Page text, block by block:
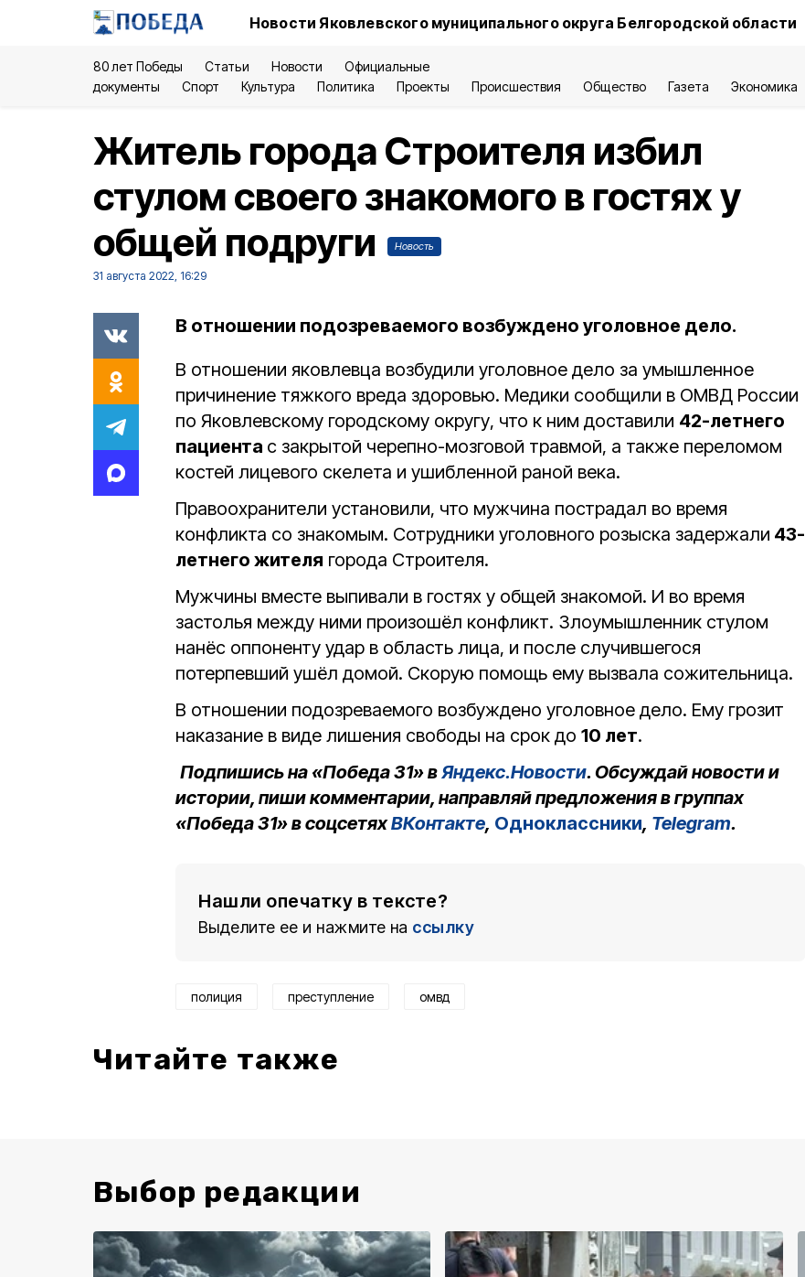
Новости Яковлевского муниципального округа Белгородской области
80 лет Победы Статьи Новости
Официальные
документы
Спорт Культура Политика Проекты Происшествия Общество Газета Экономика
Житель города Строителя избил
стулом своего знакомого в гостях у
общей подруги
Новость
31 августа 2022, 16:29
В отношении подозреваемого возбуждено уголовное дело.
В отношении яковлевца возбудили уголовное дело за умышленное
причинение тяжкого вреда здоровью. Медики сообщили в ОМВД России
по Яковлевскому городскому округу, что к ним доставили 42-летнего
пациента с закрытой черепно-мозговой травмой, а также переломом
костей лицевого скелета и ушибленной раной века.
Правоохранители установили, что мужчина пострадал во время
конфликта со знакомым. Сотрудники уголовного розыска задержали 43-
летнего жителя города Строителя.
Мужчины вместе выпивали в гостях у общей знакомой. И во время
застолья между ними произошёл конфликт. Злоумышленник стулом
нанёс оппоненту удар в область лица, и после случившегося
потерпевший ушёл домой. Скорую помощь ему вызвала сожительница.
В отношении подозреваемого возбуждено уголовное дело. Ему грозит
наказание в виде лишения свободы на срок до 10 лет.
Подпишись на «Победа 31» вЯндекс.Новости. Обсуждай новости и
истории, пиши комментарии, направляй предложения в группах
«Победа 31» в соцсетяхВКонтакте, Одноклассники, Telegram.
Нашли опечатку в тексте?
Выделите ее и нажмите на ссылку
полиция преступление омвд
Читайте также
Выбор редакции